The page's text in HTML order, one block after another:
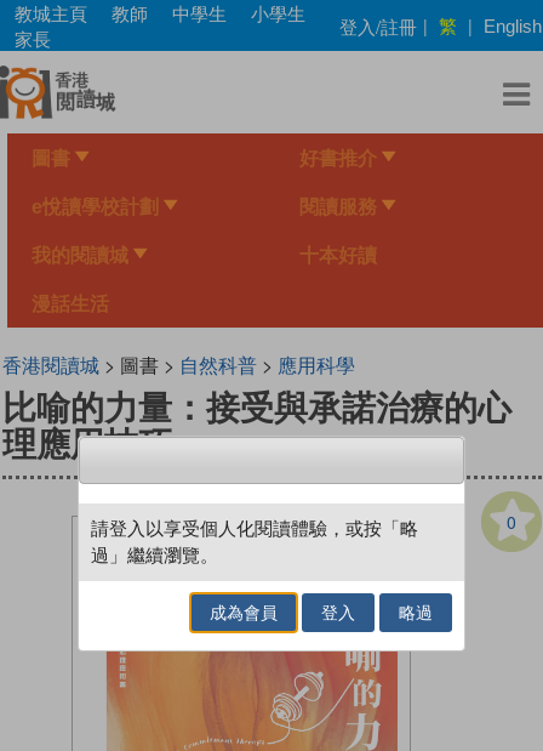
Skip
main
content
教城主頁 教師 中學生
小學生
家長
登入/註冊 | 繁 | English
圖書 好書推介
e悅讀學校計劃 閱讀服務
我的閱讀城 十本好讀
漫話生活
香港閱讀城> 圖書 > 自然科普> 應用科學
比喻的力量：接受與承諾治療的心
理應用技巧
0
請登入以享受個人化閱讀體驗，或按「略
過」繼續瀏覽。
成為會員 登入 略過